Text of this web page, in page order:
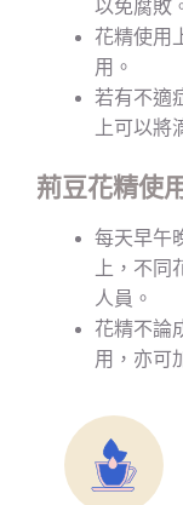
以免腐敗
花精使用
用。
若有不適
上可以將
荊豆花精使
每天早午
上，不
人員。
花精不論
用，亦可